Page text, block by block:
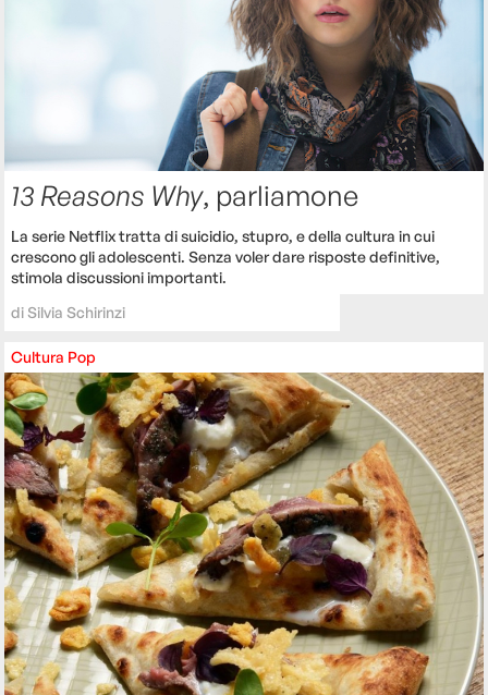
13 Reasons Why, parliamone
La serie Netflix tratta di suicidio, stupro, e della cultura in cui
crescono gli adolescenti. Senza voler dare risposte definitive,
stimola discussioni importanti.
diSilvia Schirinzi
Cultura Pop